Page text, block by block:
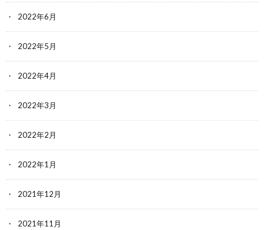
2022年6月
2022年5月
2022年4月
2022年3月
2022年2月
2022年1月
2021年12月
2021年11月